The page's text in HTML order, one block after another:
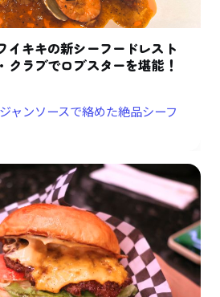
イキキの新シーフードレスト
クラブでロブスターを堪能！
ャンソースで絡めた絶品シーフ